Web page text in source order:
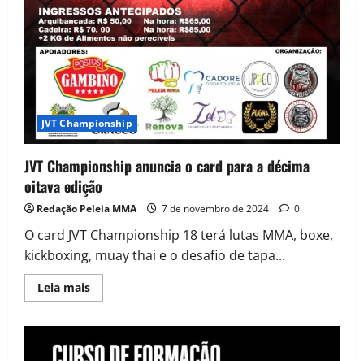
JVT Championship
JVT Championship anuncia o card para a décima
oitava edição
Redação Peleia MMA 7 de novembro de 2024 0
O card JVT Championship 18 terá lutas MMA, boxe,
kickboxing, muay thai e o desafio de tapa...
Leia mais